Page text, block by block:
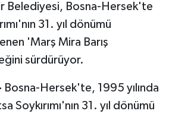
Belediyesi, Bosna-Hersek'te
31. yıl dönümü
'Marş Mira Barış
sürdürüyor.
Bosna-Hersek'te, 1995 yılında
Soykırımı'nın 31. yıl dönümü